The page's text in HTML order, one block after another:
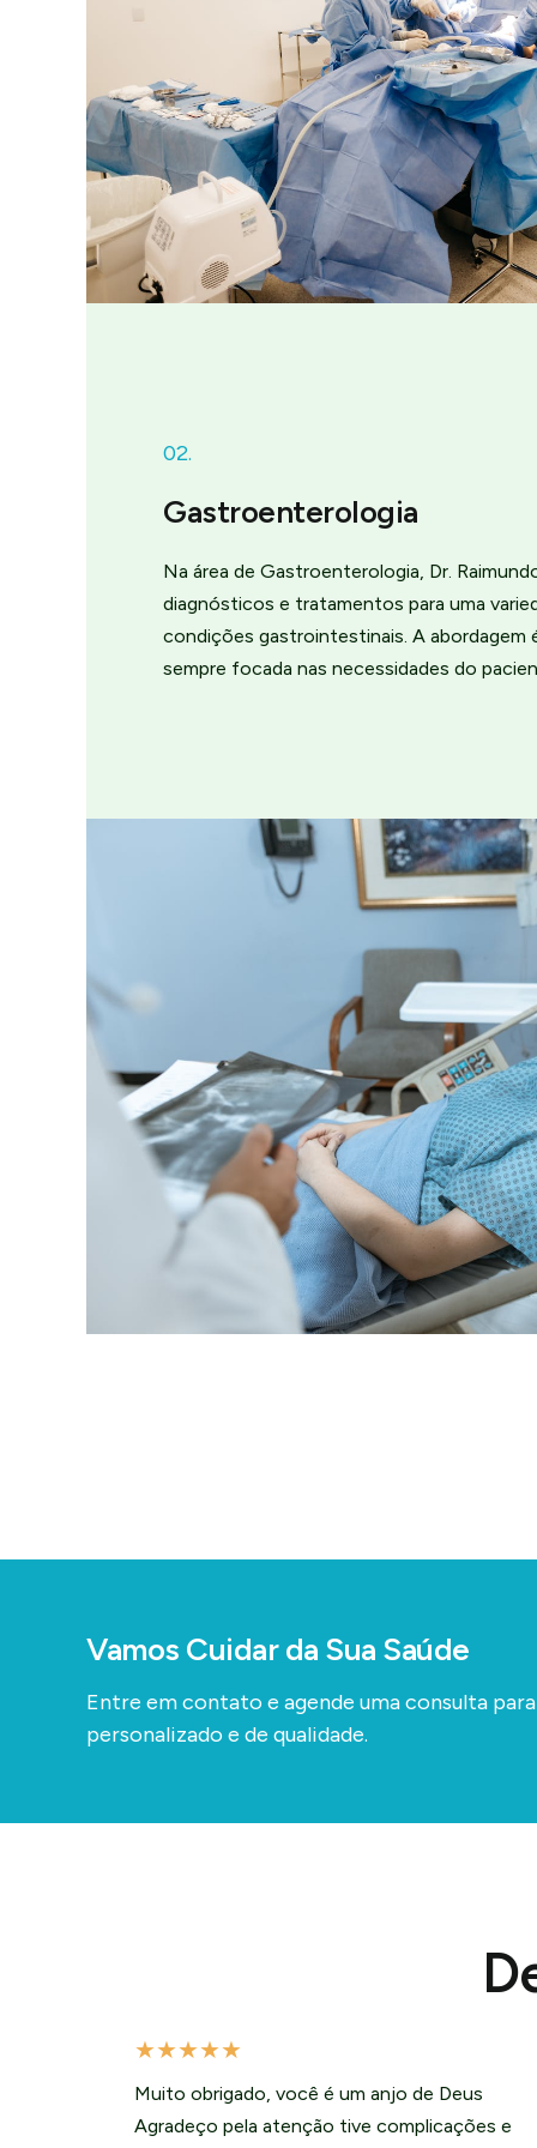
02.
Gastroenterologia
Na área de Gastroenterologia, Dr.
diagnósticos e tratamentos para uma
condições gastrointestinais. A abordagem
sempre focada nas necessidades do
Vamos Cuidar da Sua Saúde
Entre em contato e agende uma consulta
personalizado e de qualidade.
★★★★★
Muito obrigado, você é um anjo de Deus
Agradeço pela atenção tive complicações e